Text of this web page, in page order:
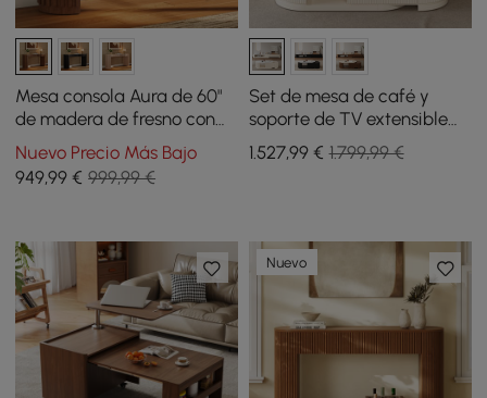
Mesa consola Aura de 60"
de madera de fresno con
diseño acanalado en color
nogal y tapa de piedra
sinterizada
Nuevo Precio Más Bajo
949,99 € 999,99 €
Set de mesa de café y
soporte de TV extensible
Velar de 71 pulgadas
1.527,99€ 1.799,99 €
Nuevo